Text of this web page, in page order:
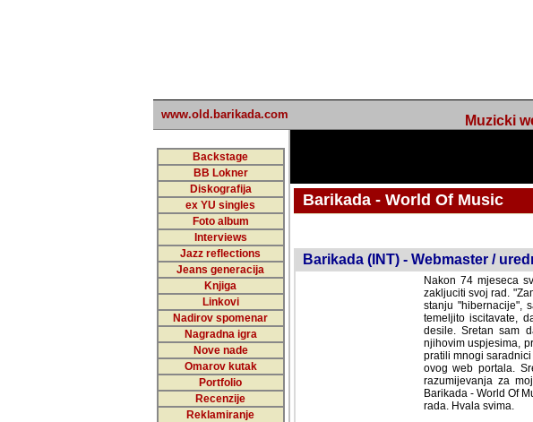
www.old.barikada.com Muzicki
Backstage
BB Lokner
Diskografija
ex YU singles
Foto album
Interviews
Jazz reflections
Jeans generacija
Knjiga
Linkovi
Nadirov spomenar
Nagradna igra
Nove nade
Omarov kutak
Portfolio
Recenzije
Reklamiranje
Barikada - World Of Music
Barikada (INT) - Webmaster /
Nakon 74 mjeseca
zakljuciti svoj rad.
stanju "hibernacije",
temeljito iscitavate,
Sretan sam da sam
uspjesima,
mnogi saradnici koji
web portala.
razumijevanja za
Barikada - World Of
rada. Hvala svima.